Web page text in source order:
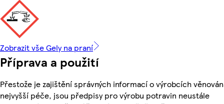
Zobrazit vše Gely na praní
Příprava a použití
Přestože je zajištění správných informací o výrobcích
nejvyšší péče, jsou předpisy pro výrobu potravin neustále